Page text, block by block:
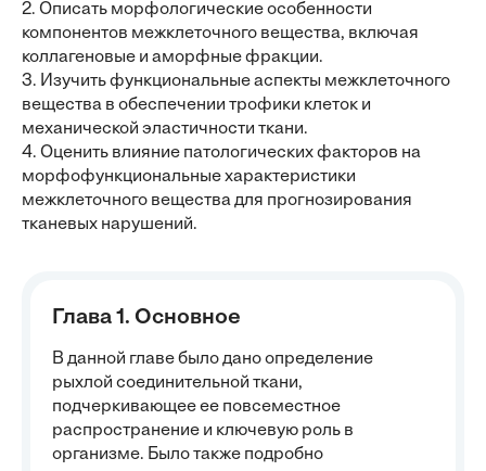
2. Описать морфологические особенности
компонентов межклеточного вещества, включая
коллагеновые и аморфные фракции.
3. Изучить функциональные аспекты межклеточного
вещества в обеспечении трофики клеток и
механической эластичности ткани.
4. Оценить влияние патологических факторов на
морфофункциональные характеристики
межклеточного вещества для прогнозирования
тканевых нарушений.
Глава 1. Основное
В данной главе было дано определение
рыхлой соединительной ткани,
подчеркивающее ее повсеместное
распространение и ключевую роль в
организме. Было также подробно